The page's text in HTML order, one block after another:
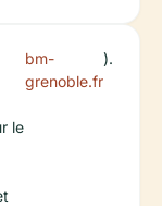
le
bm-
grenoble.fr
).